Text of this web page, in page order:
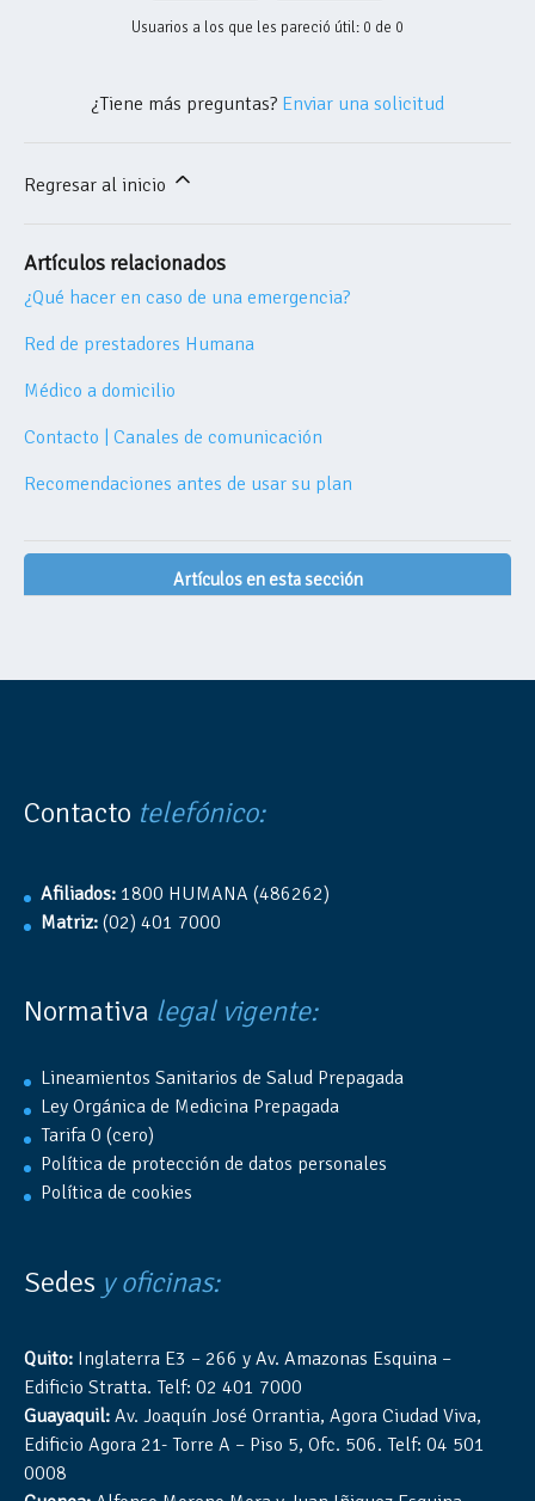
Usuarios a los que les pareció útil: 0 de 0
¿Tiene más preguntas? Enviar una solicitud
Regresar al inicio
Artículos relacionados
¿Qué hacer en caso de una emergencia?
Red de prestadores Humana
Médico a domicilio
Contacto | Canales de comunicación
Recomendaciones antes de usar su plan
Artículos en esta sección
Contacto telefónico:
Afiliados: 1800 HUMANA (486262)
Matriz: (02) 401 7000
Normativa legal vigente:
Lineamientos Sanitarios de Salud Prepagada
Ley Orgánica de Medicina Prepagada
Tarifa 0 (cero)
Política de protección de datos personales
Política de cookies
Sedes y oficinas:
Quito: Inglaterra E3 – 266 y Av. Amazonas Esquina –
Edificio Stratta. Telf: 02 401 7000
Guayaquil: Av. Joaquín José Orrantia, Agora Ciudad Viva,
Edificio Agora 21- Torre A – Piso 5, Ofc. 506. Telf: 04 501
0008